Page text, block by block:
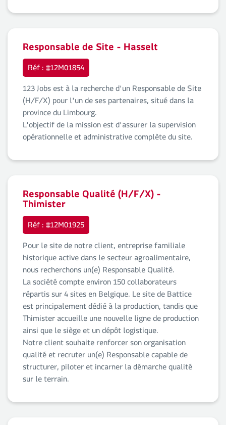
Responsable de Site - Hasselt
Réf : #12M01854
123 Jobs est à la recherche d'un Responsable de Site
(H/F/X) pour l'un de ses partenaires, situé dans la
province du Limbourg.
L'objectif de la mission est d'assurer la supervision
opérationnelle et administrative complète du site.
Responsable Qualité (H/F/X) -
Thimister
Réf : #12M01925
Pour le site de notre client, entreprise familiale
historique active dans le secteur agroalimentaire,
nous recherchons un(e) Responsable Qualité.
La société compte environ 150 collaborateurs
répartis sur 4 sites en Belgique. Le site de Battice
est principalement dédié à la production, tandis que
Thimister accueille une nouvelle ligne de production
ainsi que le siège et un dépôt logistique.
Notre client souhaite renforcer son organisation
qualité et recruter un(e) Responsable capable de
structurer, piloter et incarner la démarche qualité
sur le terrain.